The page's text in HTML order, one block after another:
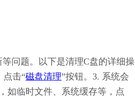
问题。以下是清理C盘的详细操
点击“磁盘清理”按钮。3. 系统会
如临时文件、系统缓存等，点